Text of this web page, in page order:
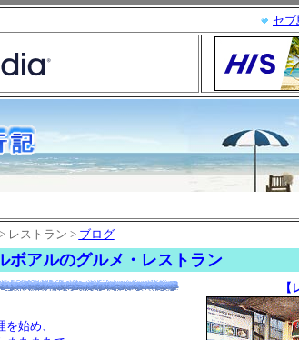
セ
レストラン > ブログ
ボアルのグルメ・レストラン
始め、